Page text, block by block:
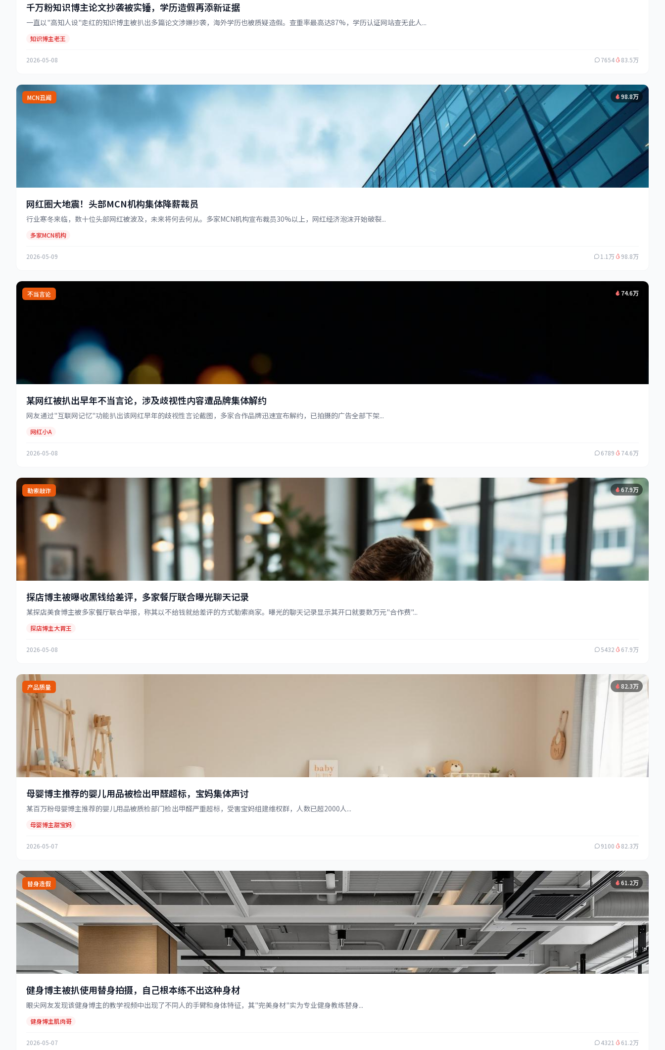
千万粉知识博主论文抄袭被实锤，学历造假再添新证据
一直以"高知人设"走红的知识博主被扒出多篇论文涉嫌抄袭，海外学历也被质疑造假。查重率最高达87%，学历认证网站查无此人...
知识博主老王
2026-05-08 7654 83.5万
MCN丑闻 98.8万
网红圈大地震！头部MCN机构集体降薪裁员
行业寒冬来临，数十位头部网红被波及，未来将何去何从。多家MCN机构宣布裁员30%以上，网红经济泡沫开始破裂...
多家MCN机构
2026-05-09 1.1万 98.8万
不当言论 74.6万
某网红被扒出早年不当言论，涉及歧视性内容遭品牌集体解约
网友通过"互联网记忆"功能扒出该网红早年的歧视性言论截图，多家合作品牌迅速宣布解约，已拍摄的广告全部下架...
网红小A
2026-05-08 6789 74.6万
勒索敲诈 67.9万
探店博主被曝收黑钱给差评，多家餐厅联合曝光聊天记录
某探店美食博主被多家餐厅联合举报，称其以不给钱就给差评的方式勒索商家。曝光的聊天记录显示其开口就要数万元"合作费"...
探店博主大胃王
2026-05-08 5432 67.9万
产品质量 82.3万
母婴博主推荐的婴儿用品被检出甲醛超标，宝妈集体声讨
某百万粉母婴博主推荐的婴儿用品被质检部门检出甲醛严重超标，受害宝妈组建维权群，人数已超2000人...
母婴博主甜宝妈
2026-05-07 9100 82.3万
替身造假 61.2万
健身博主被扒使用替身拍摄，自己根本练不出这种身材
眼尖网友发现该健身博主的教学视频中出现了不同人的手臂和身体特征，其"完美身材"实为专业健身教练替身...
健身博主肌肉哥
2026-05-07 4321 61.2万